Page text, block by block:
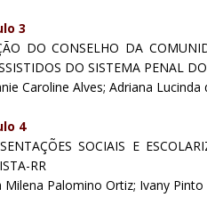
3
DO CONSELHO DA
DO SISTEMA PENAL
Caroline Alves; Adriana Lucinda
4
SOCIAIS E
RR
Milena Palomino Ortiz; Ivany